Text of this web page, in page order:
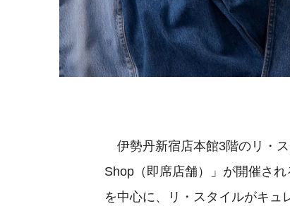
伊勢丹新宿店本館3階のリ・
Shop（即席店舗）」が開催さ
を中心に、リ・スタイルがキュ